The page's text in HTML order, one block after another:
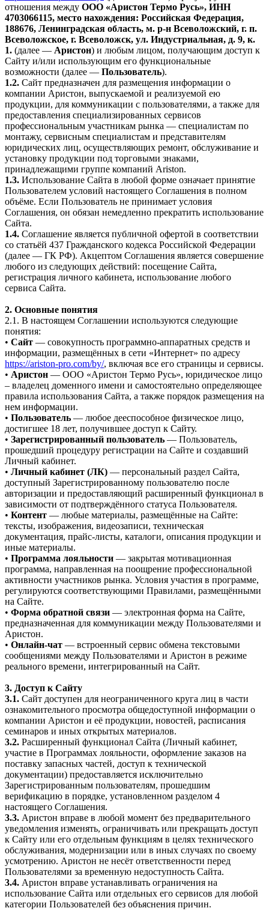
отношения между ООО «Аристон Термо Русь», ИНН
4703066115, место нахождения: Российская Федерация,
188676, Ленинградская область, м. р-н Всеволожский, г. п.
Всеволожское, г. Всеволожск, ул. Индустриальная, д. 9, к.
1. (далее — Аристон) и любым лицом, получающим доступ к
Сайту и/или использующим его функциональные
возможности (далее — Пользователь).
1.2. Сайт предназначен для размещения информации о
компании Аристон, выпускаемой и реализуемой ею
продукции, для коммуникации с пользователями, а также для
предоставления специализированных сервисов
профессиональным участникам рынка — специалистам по
монтажу, сервисным специалистам и представителям
юридических лиц, осуществляющих ремонт, обслуживание и
установку продукции под торговыми знаками,
принадлежащими группе компаний Ariston.
1.3. Использование Сайта в любой форме означает принятие
Пользователем условий настоящего Соглашения в полном
объёме. Если Пользователь не принимает условия
Соглашения, он обязан немедленно прекратить использование
Сайта.
1.4. Соглашение является публичной офертой в соответствии
со статьёй 437 Гражданского кодекса Российской Федерации
(далее — ГК РФ). Акцептом Соглашения является совершение
любого из следующих действий: посещение Сайта,
регистрация личного кабинета, использование любого
сервиса Сайта.
2. Основные понятия
2.1. В настоящем Соглашении используются следующие
понятия:
• Сайт — совокупность программно-аппаратных средств и
информации, размещённых в сети «Интернет» по адресу
https://ariston-pro.com/by/, включая все его страницы и сервисы.
• Аристон — ООО «Аристон Термо Русь», юридическое лицо
– владелец доменного имени и самостоятельно определяющее
правила использования Сайта, а также порядок размещения на
нем информации.
• Пользователь — любое дееспособное физическое лицо,
достигшее 18 лет, получившее доступ к Сайту.
• Зарегистрированный пользователь — Пользователь,
прошедший процедуру регистрации на Сайте и создавший
Личный кабинет.
• Личный кабинет (ЛК) — персональный раздел Сайта,
доступный Зарегистрированному пользователю после
авторизации и предоставляющий расширенный функционал в
зависимости от подтверждённого статуса Пользователя.
• Контент — любые материалы, размещённые на Сайте:
тексты, изображения, видеозаписи, техническая
документация, прайс-листы, каталоги, описания продукции и
иные материалы.
• Программа лояльности — закрытая мотивационная
программа, направленная на поощрение профессиональной
активности участников рынка. Условия участия в программе,
регулируются соответствующими Правилами, размещёнными
на Сайте.
• Форма обратной связи — электронная форма на Сайте,
предназначенная для коммуникации между Пользователями и
Аристон.
• Онлайн-чат — встроенный сервис обмена текстовыми
сообщениями между Пользователями и Аристон в режиме
реального времени, интегрированный на Сайт.
3. Доступ к Сайту
3.1. Сайт доступен для неограниченного круга лиц в части
ознакомительного просмотра общедоступной информации о
компании Аристон и её продукции, новостей, расписания
семинаров и иных открытых материалов.
3.2. Расширенный функционал Сайта (Личный кабинет,
участие в Программах лояльности, оформление заказов на
поставку запасных частей, доступ к технической
документации) предоставляется исключительно
Зарегистрированным пользователям, прошедшим
верификацию в порядке, установленном разделом 4
настоящего Соглашения.
3.3. Аристон вправе в любой момент без предварительного
уведомления изменять, ограничивать или прекращать доступ
к Сайту или его отдельным функциям в целях технического
обслуживания, модернизации или в иных случаях по своему
усмотрению. Аристон не несёт ответственности перед
Пользователями за временную недоступность Сайта.
3.4. Аристон вправе устанавливать ограничения на
использование Сайта или отдельных его сервисов для любой
категории Пользователей без объяснения причин.